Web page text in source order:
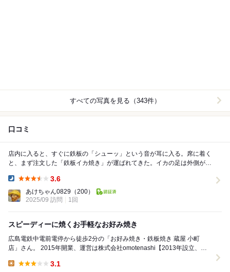
すべての写真を見る（343件）
口コミ
店内に入ると、すぐに鉄板の「シューッ」という音が耳に入る。席に着く
と、まず注文した「鉄板イカ焼き」が運ばれてきた。イカの足は外側が少
3.6
あけちゃん0829 （200）
2025/09 訪問
1回
スピーディーに焼くお手軽なお好み焼き
広島電鉄中電前電停から徒歩2分の「お好み焼き・鉄板焼き 蔵屋 小町
店」さん。 2015年開業、運営は株式会社omotenashi【2013年設立、代
3.1